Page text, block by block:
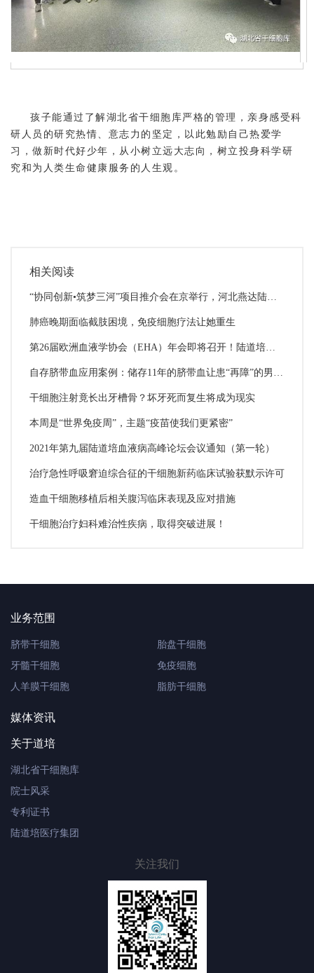
孩子能通过了解湖北省干细胞库严格的管理，亲身感受科
研人员的研究热情、意志力的坚定，以此勉励自己热爱学
习，做新时代好少年，从小树立远大志向，树立投身科学研
究和为人类生命健康服务的人生观。
相关阅读
“协同创新•筑梦三河”项目推介会在京举行，河北燕达陆道培医院项目正式签约
肺癌晚期面临截肢困境，免疫细胞疗法让她重生
第26届欧洲血液学协会（EHA）年会即将召开！陆道培医学团队8项研究成果入选
自存脐带血应用案例：储存11年的脐带血让患“再障”的男童康复
干细胞注射竟长出牙槽骨？坏牙死而复生将成为现实
本周是“世界免疫周”，主题“疫苗使我们更紧密”
2021年第九届陆道培血液病高峰论坛会议通知（第一轮）
治疗急性呼吸窘迫综合征的干细胞新药临床试验获默示许可
造血干细胞移植后相关腹泻临床表现及应对措施
干细胞治疗妇科难治性疾病，取得突破进展！
业务范围
脐带干细胞
胎盘干细胞
牙髓干细胞
免疫细胞
人羊膜干细胞
脂肪干细胞
媒体资讯
关于道培
湖北省干细胞库
院士风采
专利证书
陆道培医疗集团
关注我们